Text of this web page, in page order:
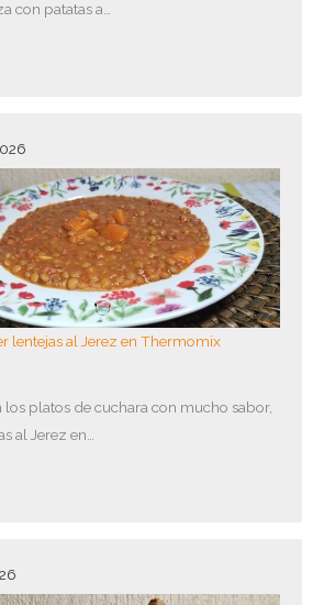
con patatas a…
lentejas al Jerez en Thermomix
los platos de cuchara con mucho sabor,
al Jerez en…